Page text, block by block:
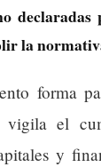
la
forma
vigila el
y